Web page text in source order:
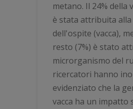
metano. Il 24% della
è stata attribuita alla
dell'ospite (vacca),
resto (7%) è stato
microrganismo del
ricercatori hanno
evidenziato che la
vacca ha un impatto